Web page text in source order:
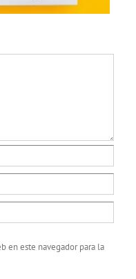
en este navegador para la